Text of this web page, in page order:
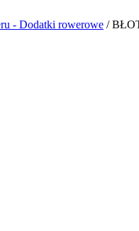
- Dodatki rowerowe /